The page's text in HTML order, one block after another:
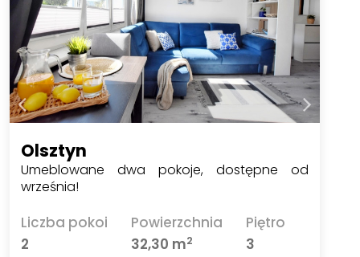
Olsztyn
Umeblowane dwa pokoje, dostępne od
września!
Liczba pokoi
2
Powierzchnia
32,30 m2
Piętro
3